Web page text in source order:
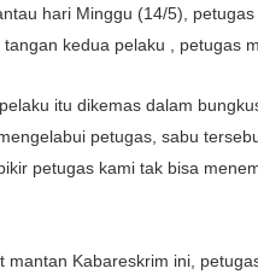
hari Minggu (14/5),
kedua pelaku , petugas
itu dikemas dalam
petugas, sabu
petugas kami tak bisa
mantan Kabareskrim ini,